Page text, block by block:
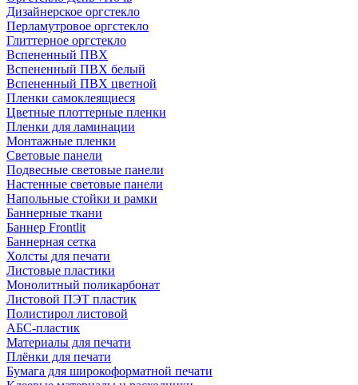
Дизайнерское оргстекло
Перламутровое оргстекло
Глиттерное оргстекло
Вспененный ПВХ
Вспененный ПВХ белый
Вспененный ПВХ цветной
Пленки самоклеящиеся
Цветные плоттерные пленки
Пленки для ламинации
Монтажные пленки
Световые панели
Подвесные световые панели
Настенные световые панели
Напольные стойки и рамки
Баннерные ткани
Баннер Frontlit
Баннерная сетка
Холсты для печати
Листовые пластики
Монолитный поликарбонат
Листовой ПЭТ пластик
Полистирол листовой
АБС-пластик
Материалы для печати
Плёнки для печати
Бумага для широкоформатной печати